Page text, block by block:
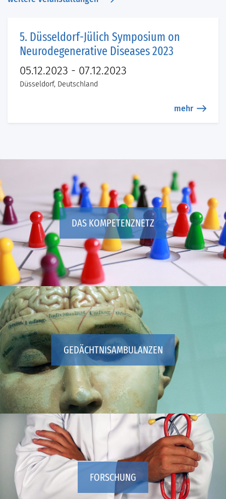
5. Düsseldorf-Jülich Symposium on
Neurodegenerative Diseases 2023
05.12.2023 - 07.12.2023
Düsseldorf, Deutschland
mehr
DAS KOMPETENZNETZ
GEDÄCHTNISAMBULANZEN
FORSCHUNG